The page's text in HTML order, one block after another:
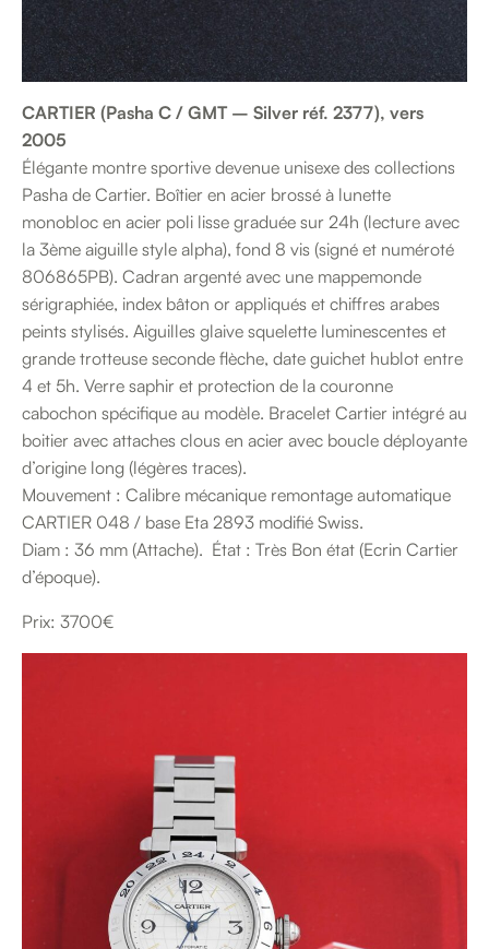
CARTIER (Pasha C / GMT – Silver réf. 2377), vers
2005
Élégante montre sportive devenue unisexe des collections
Pasha de Cartier. Boîtier en acier brossé à lunette
monobloc en acier poli lisse graduée sur 24h (lecture avec
la 3ème aiguille style alpha), fond 8 vis (signé et numéroté
806865PB). Cadran argenté avec une mappemonde
sérigraphiée, index bâton or appliqués et chiffres arabes
peints stylisés. Aiguilles glaive squelette luminescentes et
grande trotteuse seconde flèche, date guichet hublot entre
4 et 5h. Verre saphir et protection de la couronne
cabochon spécifique au modèle. Bracelet Cartier intégré au
boitier avec attaches clous en acier avec boucle déployante
d’origine long (légères traces).
Mouvement : Calibre mécanique remontage automatique
CARTIER 048 / base Eta 2893 modifié Swiss.
Diam : 36 mm (Attache). État : Très Bon état (Ecrin Cartier
d’époque).
Prix: 3700€